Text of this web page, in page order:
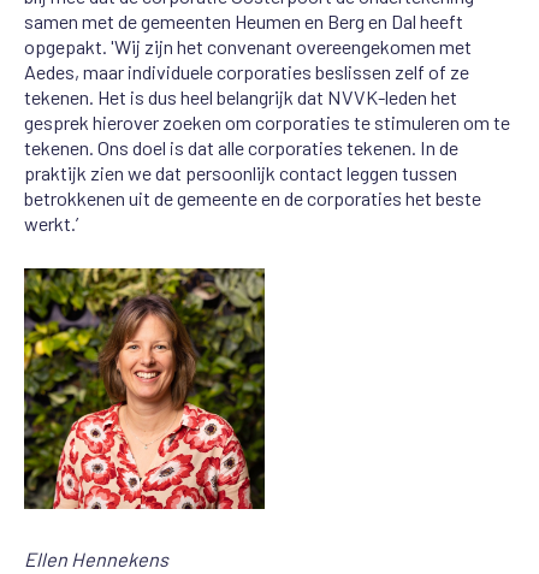
samen met de gemeenten Heumen en Berg en Dal heeft
opgepakt. 'Wij zijn het convenant overeengekomen met
Aedes, maar individuele corporaties beslissen zelf of ze
tekenen. Het is dus heel belangrijk dat NVVK-leden het
gesprek hierover zoeken om corporaties te stimuleren om te
tekenen. Ons doel is dat alle corporaties tekenen. In de
praktijk zien we dat persoonlijk contact leggen tussen
betrokkenen uit de gemeente en de corporaties het beste
werkt.’
Ellen Hennekens